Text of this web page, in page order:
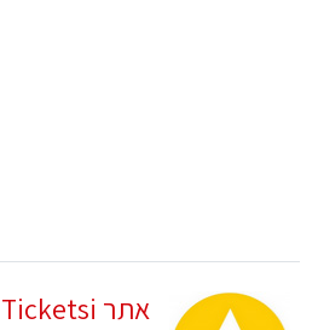
אתר Ticketsi